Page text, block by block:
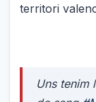
territori
Uns tenim